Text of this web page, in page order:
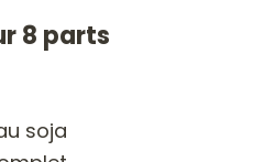
8 parts
soja